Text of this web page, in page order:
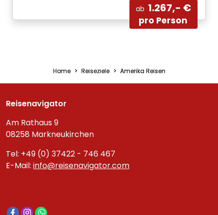
ab 1.267,- €
pro Person
Home Reiseziele Amerika Reisen
Reisenavigator
Am Rathaus 9
08258 Markneukirchen
Tel: +49 (0) 37422 - 746 467
E-Mail: info@reisenavigator.com